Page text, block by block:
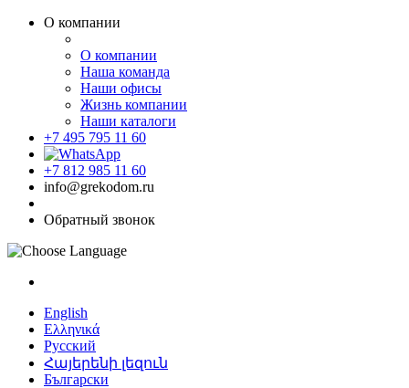
О компании
О компании
Наша команда
Наши офисы
Жизнь компании
Наши каталоги
+7 495 795 11 60
+7 812 985 11 60
info@grekodom.ru
Обратный звонок
English
Ελληνικά
Русский
Հայերենի լեզուն
Български